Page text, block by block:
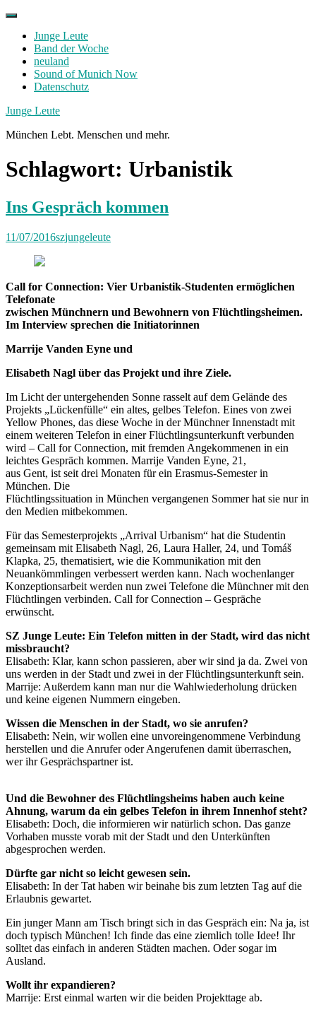
Skip
contentJunge Leute
Band der Woche
neuland
Sound of Munich Now
Datenschutz
Facebook
Twitter
Instagram
Junge Leute
München Lebt. Menschen und mehr.
Schlagwort: Urbanistik
Ins Gespräch kommen
11/07/2016szjungeleute
Call for Connection: Vier Urbanistik-Studenten ermöglichen
Telefonate
zwischen Münchnern und Bewohnern von Flüchtlingsheimen.
Im Interview sprechen die Initiatorinnen
Marrije Vanden Eyne und
Elisabeth Nagl über das Projekt und ihre Ziele.
Im Licht der untergehenden Sonne rasselt auf dem Gelände des
Projekts „Lückenfülle“ ein altes, gelbes Telefon. Eines von zwei
Yellow Phones, das diese Woche in der Münchner Innenstadt mit
einem weiteren Telefon in einer Flüchtlingsunterkunft verbunden
wird – Call for Connection, mit fremden Angekommenen in ein
leichtes Gespräch kommen. Marrije Vanden Eyne, 21,
aus Gent, ist seit drei Monaten für ein Erasmus-Semester in
München. Die
Flüchtlingssituation in München vergangenen Sommer hat sie nur in
den Medien mitbekommen.
Für das Semesterprojekts „Arrival Urbanism“ hat die Studentin
gemeinsam mit Elisabeth Nagl, 26, Laura Haller, 24, und Tomáš
Klapka, 25, thematisiert, wie die Kommunikation mit den
Neuankömmlingen verbessert werden kann. Nach wochenlanger
Konzeptionsarbeit werden nun zwei Telefone die Münchner mit den
Flüchtlingen verbinden. Call for Connection – Gespräche
erwünscht.
SZ Junge Leute: Ein Telefon mitten in der Stadt, wird das nicht
missbraucht?
Elisabeth: Klar, kann schon passieren, aber wir sind ja da. Zwei von
uns werden in der Stadt und zwei in der Flüchtlingsunterkunft sein.
Marrije: Außerdem kann man nur die Wahlwiederholung drücken
und keine eigenen Nummern eingeben.
Wissen die Menschen in der Stadt, wo sie anrufen?
Elisabeth: Nein, wir wollen eine unvoreingenommene Verbindung
herstellen und die Anrufer oder Angerufenen damit überraschen,
wer ihr Gesprächspartner ist.
Und die Bewohner des Flüchtlingsheims haben auch keine
Ahnung, warum da ein gelbes Telefon in ihrem Innenhof steht?
Elisabeth: Doch, die informieren wir natürlich schon. Das ganze
Vorhaben musste vorab mit der Stadt und den Unterkünften
abgesprochen werden.
Dürfte gar nicht so leicht gewesen sein.
Elisabeth: In der Tat haben wir beinahe bis zum letzten Tag auf die
Erlaubnis gewartet.
Ein junger Mann am Tisch bringt sich in das Gespräch ein: Na ja, ist
doch typisch München! Ich finde das eine ziemlich tolle Idee! Ihr
solltet das einfach in anderen Städten machen. Oder sogar im
Ausland.
Wollt ihr expandieren?
Marrije: Erst einmal warten wir die beiden Projekttage ab.